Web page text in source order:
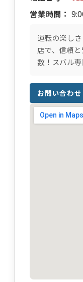
営業時間：
運転の楽し
店で、信頼
数！スバル
お問い合わせ